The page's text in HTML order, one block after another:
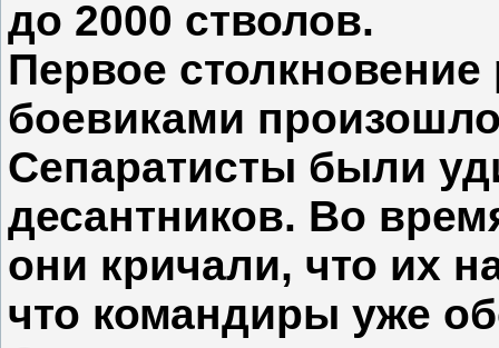
до 2000 стволов.
Первое
боевиками
Сепаратисты были
десантников. Во
они кричали, что их
что командиры уже